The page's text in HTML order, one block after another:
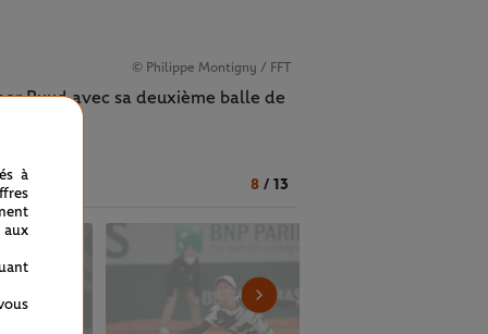
© Philippe Montigny / FFT
Ruud avec sa deuxième balle de
8/ 13
à
aux